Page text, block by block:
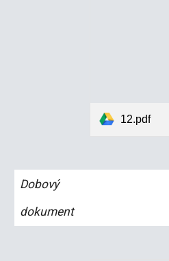
12.pdf
Dobový
dokument